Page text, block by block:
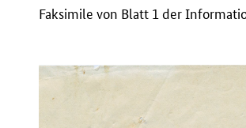
Faksimile von Blatt 1 der